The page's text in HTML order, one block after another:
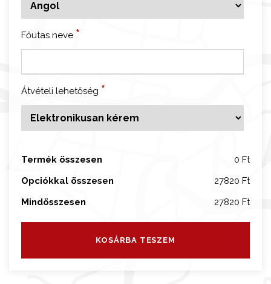
t
á
s
é
z
s
g
Főutas neve *
Átvételi lehetőség *
Termék összesen
0 Ft
Opciókkal összesen
27820 Ft
Mindösszesen
27820 Ft
KOSÁRBA TESZEM